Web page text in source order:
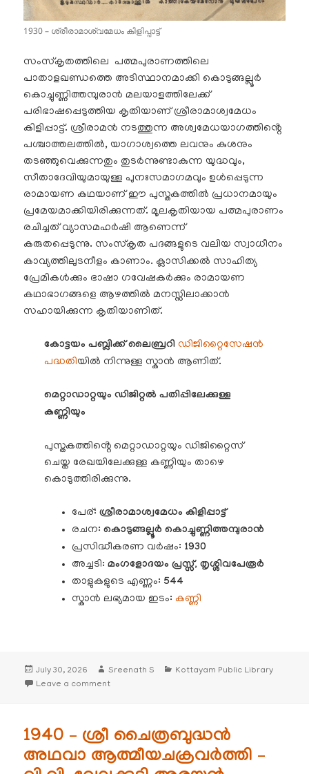
1930 – ശ്രീരാമാശ്വമേധം കിളിപ്പാട്ട്
സംസ്കൃതത്തിലെ പത്മപുരാണത്തിലെ
പാതാളഖണ്ഡത്തെ അടിസ്ഥാനമാക്കി കൊടുങ്ങല്ലൂർ
കൊച്ചുണ്ണിത്തമ്പുരാൻ മലയാളത്തിലേക്ക്
പരിഭാഷപ്പെടുത്തിയ കൃതിയാണ് ശ്രീരാമാശ്വമേധം
കിളിപ്പാട്ട്. ശ്രീരാമൻ നടത്തുന്ന അശ്വമേധയാഗത്തിൻ്റെ
പശ്ചാത്തലത്തിൽ, യാഗാശ്വത്തെ ലവനും കുശനും
തടഞ്ഞുവെക്കുന്നതും തുടർന്നുണ്ടാകുന്ന യുദ്ധവും,
സീതാദേവിയുമായുള്ള പുനഃസമാഗമവും ഉൾപ്പെടുന്ന
രാമായണ കഥയാണ് ഈ പുസ്തകത്തിൽ പ്രധാനമായും
പ്രമേയമാക്കിയിരിക്കുന്നത്. മൂലകൃതിയായ പത്മപുരാണം
രചിച്ചത് വ്യാസമഹർഷി ആണെന്ന്
കരുതപ്പെടുന്നു. സംസ്കൃത പദങ്ങളുടെ വലിയ സ്വാധീനം
കാവ്യത്തിലുടനീളം കാണാം. ക്ലാസിക്കൽ സാഹിത്യ
പ്രേമികൾക്കും ഭാഷാ ഗവേഷകർക്കും രാമായണ
കഥാഭാഗങ്ങളെ ആഴത്തിൽ മനസ്സിലാക്കാൻ
സഹായിക്കുന്ന കൃതിയാണിത്.
കോട്ടയം പബ്ലിക്ക് ലൈബ്രറി ഡിജിറ്റൈസേഷൻ
പദ്ധതിയിൽ നിന്നുള്ള സ്കാൻ ആണിത്.
മെറ്റാഡാറ്റയും ഡിജിറ്റൽ പതിപ്പിലേക്കുള്ള
കണ്ണിയും
പുസ്തകത്തിൻ്റെ മെറ്റാഡാറ്റയും ഡിജിറ്റൈസ്
ചെയ്ത രേഖയിലേക്കുള്ള കണ്ണിയും താഴെ
കൊടുത്തിരിക്കുന്നു.
പേര്: ശ്രീരാമാശ്വമേധം കിളിപ്പാട്ട്
രചന: കൊടുങ്ങല്ലൂർ കൊച്ചുണ്ണിത്തമ്പുരാൻ
പ്രസിദ്ധീകരണ വർഷം: 1930
അച്ചടി: മംഗളോദയം പ്രസ്സ്, തൃശ്ശിവപേരൂർ
താളുകളുടെ എണ്ണം: 544
സ്കാൻ ലഭ്യമായ ഇടം: കണ്ണി
Posted
on
July 30, 2026 Author
Sreenath S Categories
Kottayam Public Library
Leave a commenton 1930 – ശ്രീരാമാശ്വമേധം കിളിപ്പാട്ട്
1940 – ശ്രീ ചൈത്രബുദ്ധൻ
അഥവാ ആത്മീയചക്രവർത്തി –